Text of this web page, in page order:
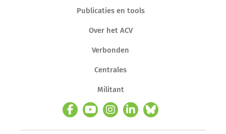
Publicaties en tools
Over het ACV
Verbonden
Centrales
Militant